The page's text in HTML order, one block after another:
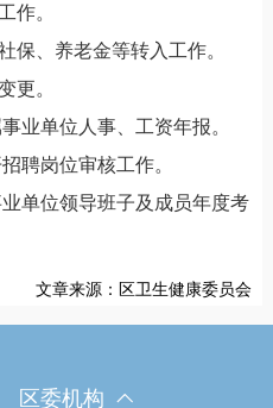
作。
保、养老金等转入工作。
更。
业单位人事、工资年报。
聘岗位审核工作。
单位领导班子及成员年度考
文章来源：区卫生健康委员会
区委机构